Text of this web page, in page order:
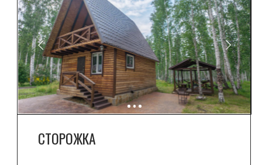
от 20 000
6+1 мест
80 м2
ЗАБРОНИРОВАТЬ
ПОДРОБНЕЕ
ШАЛЕ